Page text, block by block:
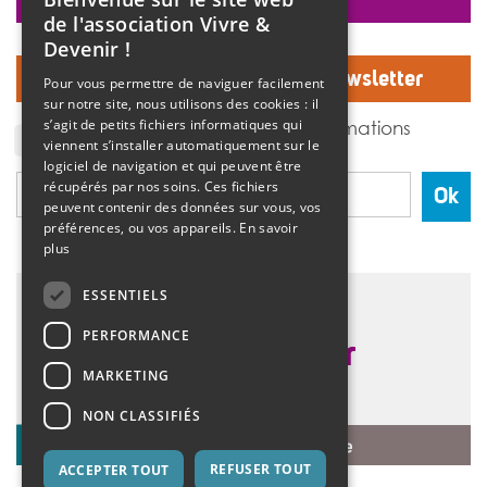
>>Lire la suite
Inscrivez-vous à notre Newsletter
J'accepte de recevoir des informations
de l'association Vivre et devenir.
Ok
de l'association Vivre &
Devenir !
Pour vous permettre de naviguer facilement
sur notre site, nous utilisons des cookies : il
s’agit de petits fichiers informatiques qui
viennent s’installer automatiquement sur le
logiciel de navigation et qui peuvent être
récupérés par nos soins. Ces fichiers
peuvent contenir des données sur vous, vos
préférences, ou vos appareils. En savoir
plus
ESSENTIELS
PERFORMANCE
MARKETING
NON CLASSIFIÉS
ACCEPTER TOUT REFUSER TOUT